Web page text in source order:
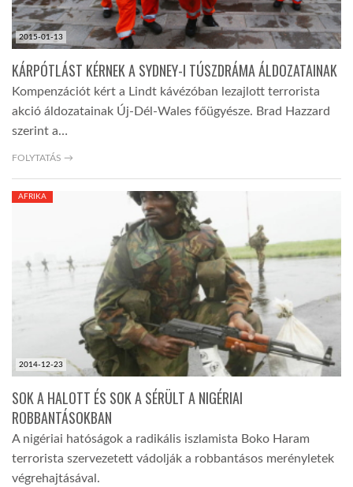
2015-01-13
KÁRPÓTLÁST KÉRNEK A SYDNEY-I TÚSZDRÁMA ÁLDOZATAINAK
Kompenzációt kért a Lindt kávézóban lezajlott terrorista
akció áldozatainak Új-Dél-Wales főügyésze. Brad Hazzard
szerint a…
FOLYTATÁS →
2014-12-23
AFRIKA
SOK A HALOTT ÉS SOK A SÉRÜLT A NIGÉRIAI
ROBBANTÁSOKBAN
A nigériai hatóságok a radikális iszlamista Boko Haram
terrorista szervezetett vádolják a robbantásos merényletek
végrehajtásával.